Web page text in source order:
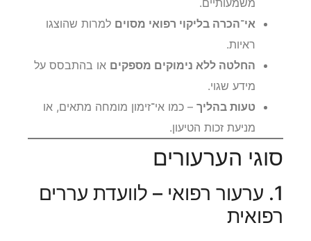
אי־הכרה בליקוי רפואי מסוים למרות שהוצגו
ראיות.
החלטה ללא נימוקים מספקים או בהתבסס על
מידע שגוי.
טעות בהליך – כמו אי־זימון מומחה מתאים, או
מניעת זכות הטיעון.
סוגי הערעורים
1. ערעור רפואי – לוועדת עררים
רפואית